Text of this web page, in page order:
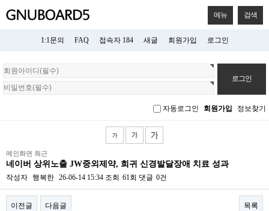
메뉴 검색
1:1문의 FAQ 접속자 184 새글 회원가입 로그인
회
원
로
자동로그인 회원가입 정보찾기
메인화면 최근
네이버 상위노출 JW중외제약, 희귀 신경발달장애 치료 성과
작성자 행복한 26-06-14 15:34 조회 61회 댓글 0건
이전글 다음글 목록